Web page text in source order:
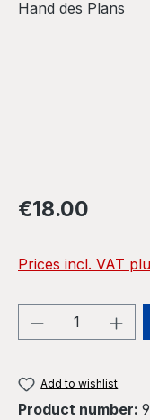
Regular price:
€18.00
Prices incl. VAT
Product
Add to wishlist
Product number: